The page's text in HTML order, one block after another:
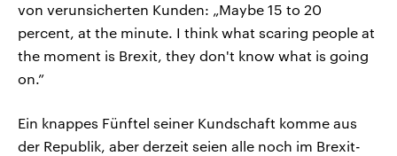
von verunsicherten Kunden: „Maybe 15 to 20
percent, at the minute. I think what scaring people at
the moment is Brexit, they don't know what is going
on.”
Ein knappes Fünftel seiner Kundschaft komme aus
der Republik, aber derzeit seien alle noch im Brexit-